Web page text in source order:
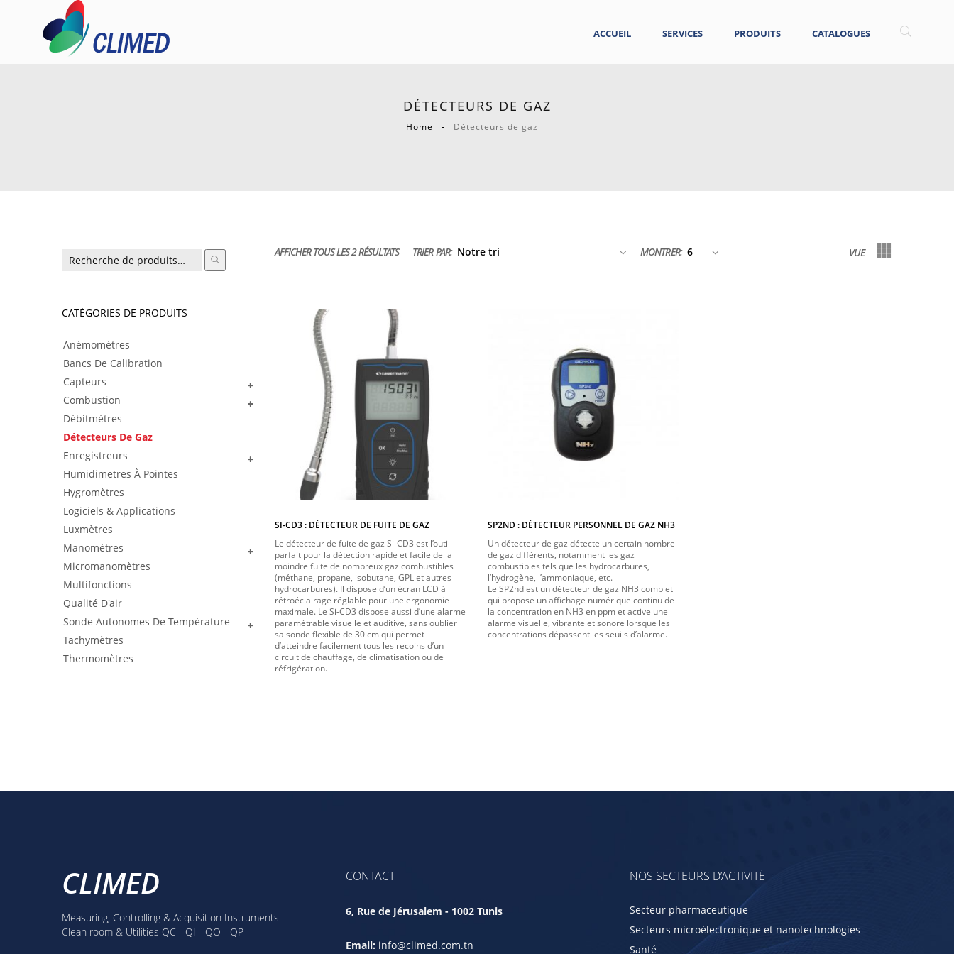
ACCUEIL SERVICES PRODUITS CATALOGUES
DÉTECTEURS DE GAZ
Home Détecteurs de gaz
CATÉGORIES DE PRODUITS
Anémomètres
Bancs De Calibration
Capteurs
Combustion
Débitmètres
Détecteurs De Gaz
Enregistreurs
Humidimetres À Pointes
Hygromètres
Logiciels & Applications
Luxmètres
Manomètres
Micromanomètres
Multifonctions
Qualité D'air
Sonde Autonomes De Température
Tachymètres
Thermomètres
AFFICHER TOUS LES 2 RÉSULTATS TRIER PAR: MONTRER: VUE
SI-CD3 : DÉTECTEUR DE FUITE DE GAZ
Le détecteur de fuite de gaz Si-CD3 est l’outil
parfait pour la détection rapide et facile de la
moindre fuite de nombreux gaz combustibles
(méthane, propane, isobutane, GPL et autres
hydrocarbures). Il dispose d’un écran LCD à
rétroéclairage réglable pour une ergonomie
maximale. Le Si-CD3 dispose aussi d’une alarme
paramétrable visuelle et auditive, sans oublier
sa sonde flexible de 30 cm qui permet
d’atteindre facilement tous les recoins d’un
circuit de chauffage, de climatisation ou de
réfrigération.
SP2ND : DÉTECTEUR PERSONNEL DE GAZ NH3
Un détecteur de gaz détecte un certain nombre
de gaz différents, notamment les gaz
combustibles tels que les hydrocarbures,
l’hydrogène, l’ammoniaque, etc.
Le SP2nd est un détecteur de gaz NH3 complet
qui propose un affichage numérique continu de
la concentration en NH3 en ppm et active une
alarme visuelle, vibrante et sonore lorsque les
concentrations dépassent les seuils d’alarme.
CLIMED
Measuring, Controlling & Acquisition Instruments
Clean room & Utilities QC - QI - QO - QP
CONTACT
6, Rue de Jérusalem - 1002 Tunis
Email: info@climed.com.tn
NOS SECTEURS D’ACTIVITÉ
Secteur pharmaceutique
Secteurs microélectronique et nanotechnologies
Santé